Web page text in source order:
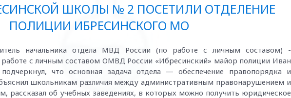
ШКОЛЫ № 2 ПОСЕТИЛИ ОТДЕЛЕНИЕ
ПОЛИЦИИ ИБРЕСИНСКОГО МО
начальника отдела МВД России (по работе с личным составом) -
с личным составом ОМВД России «Ибресинский» майор полиции Иван
что основная задача отдела — обеспечение правопорядка и
школьникам различия между административным правонарушением и
рассказал об учебных заведениях, в которых можно получить юридическое